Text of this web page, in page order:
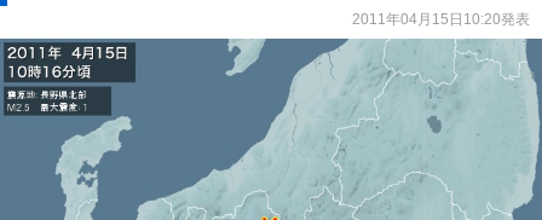
2011年04月15日10:20発表